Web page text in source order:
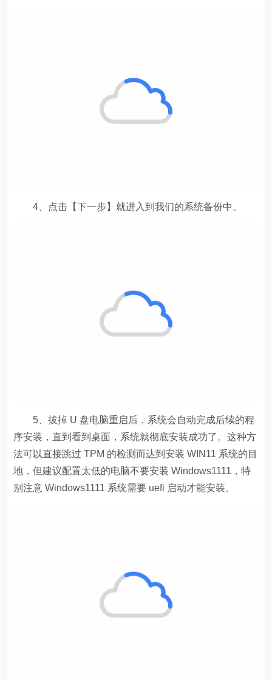
4、点击【下一步】就进入到我们的系统备份中。
5、拔掉 U 盘电脑重启后，系统会自动完成后续的程
序安装，直到看到桌面，系统就彻底安装成功了。这种方
法可以直接跳过 TPM 的检测而达到安装 WIN11 系统的目
地，但建议配置太低的电脑不要安装 Windows1111，特
别注意 Windows1111 系统需要 uefi 启动才能安装。